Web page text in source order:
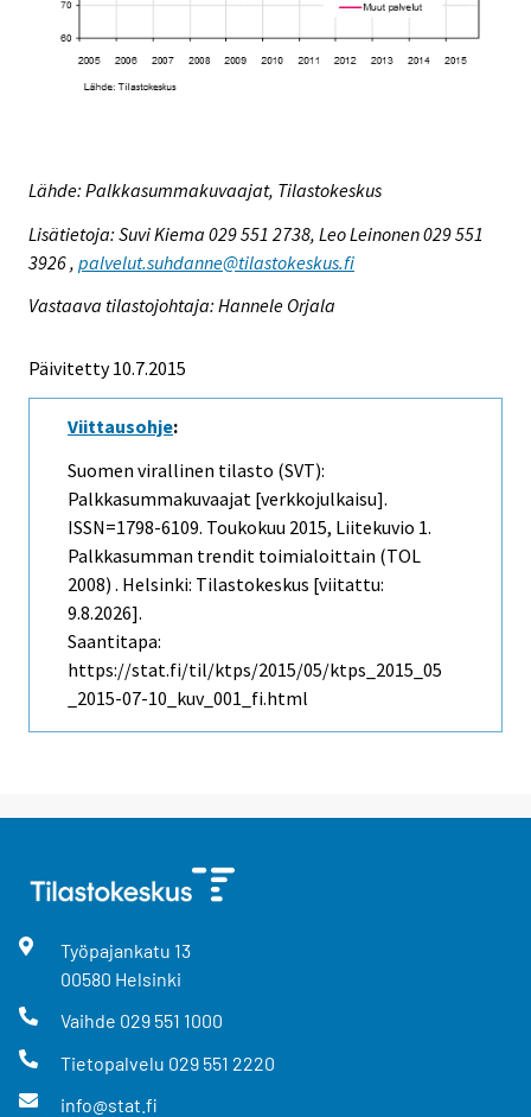
Lähde: Palkkasummakuvaajat, Tilastokeskus
Lisätietoja: Suvi Kiema 029 551 2738, Leo Leinonen 029 551
3926 , palvelut.suhdanne@tilastokeskus.fi
Vastaava tilastojohtaja: Hannele Orjala
Päivitetty 10.7.2015
Viittausohje:
Suomen virallinen tilasto (SVT):
Palkkasummakuvaajat [verkkojulkaisu].
ISSN=1798-6109. Toukokuu 2015, Liitekuvio 1.
Palkkasumman trendit toimialoittain (TOL
2008) . Helsinki: Tilastokeskus [viitattu:
9.8.2026].
Saantitapa:
https://stat.fi/til/ktps/2015/05/ktps_2015_05
_2015-07-10_kuv_001_fi.html
Työpajankatu 13
00580 Helsinki
Vaihde 029 551 1000
Tietopalvelu 029 551 2220
info@stat.fi